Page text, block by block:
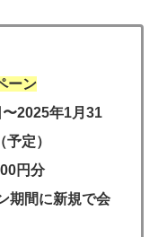
ーン
2025年1月31
定）
円分
期間に新規で会